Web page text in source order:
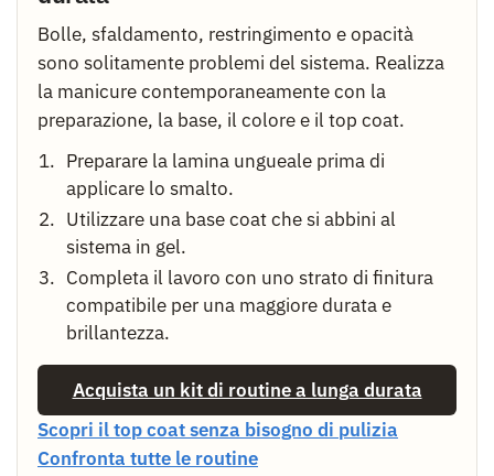
Bolle, sfaldamento, restringimento e opacità
sono solitamente problemi del sistema. Realizza
la manicure contemporaneamente con la
preparazione, la base, il colore e il top coat.
Preparare la lamina ungueale prima di
applicare lo smalto.
Utilizzare una base coat che si abbini al
sistema in gel.
Completa il lavoro con uno strato di finitura
compatibile per una maggiore durata e
brillantezza.
Acquista un kit di routine a lunga durata
Scopri il top coat senza bisogno di pulizia
Confronta tutte le routine